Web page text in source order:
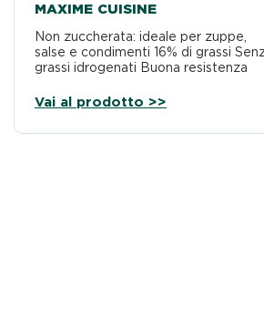
MAXIME CUISINE
Non zuccherata: ideale per zuppe,
salse e condimenti 16% di grassi
grassi idrogenati Buona resistenza
Vai al prodotto >>